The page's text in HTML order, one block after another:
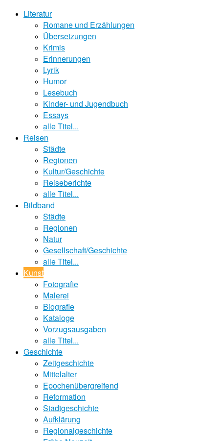
Literatur
Romane und Erzählungen
Übersetzungen
Krimis
Erinnerungen
Lyrik
Humor
Lesebuch
Kinder- und Jugendbuch
Essays
alle Titel...
Reisen
Städte
Regionen
Kultur/Geschichte
Reiseberichte
alle Titel...
Bildband
Städte
Regionen
Natur
Gesellschaft/Geschichte
alle Titel...
Kunst
Fotografie
Malerei
Biografie
Kataloge
Vorzugsausgaben
alle Titel...
Geschichte
Zeitgeschichte
Mittelalter
Epochenübergreifend
Reformation
Stadtgeschichte
Aufklärung
Regionalgeschichte